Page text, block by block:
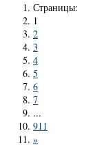
Страницы:
1
2
3
4
5
6
7
...
911
»